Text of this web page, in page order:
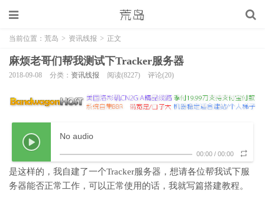
当前位置： 荒岛 > 资讯线报 > 正文
麻烦老哥们帮我测试下Tracker服务器
2018-09-08 分类： 资讯线报 阅读(8227) 评论(20)
No audio
00:00 / 00:00
是这样的，我自建了一个Tracker服务器，想请各位帮我试下服
务器能否正常工作，可以正常使用的话，我就写篇搭建教程。